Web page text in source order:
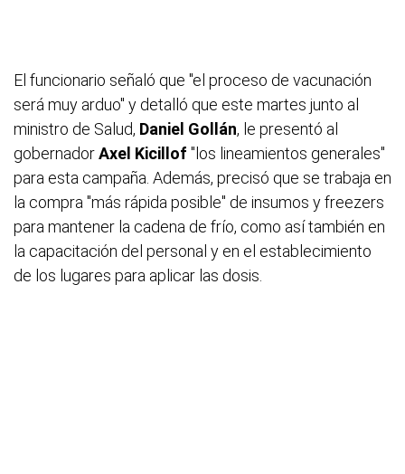
El funcionario señaló que "el proceso de vacunación
será muy arduo" y detalló que este martes junto al
ministro de Salud, Daniel Gollán, le presentó al
gobernadorAxel Kicillof "los lineamientos generales"
para esta campaña. Además, precisó que se trabaja en
la compra "más rápida posible" de insumos y freezers
para mantener la cadena de frío, como así también en
la capacitación del personal y en el establecimiento
de los lugares para aplicar las dosis.